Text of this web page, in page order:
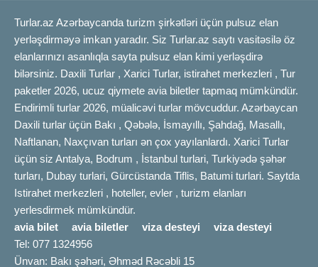
Turlar.az Azərbaycanda turizm şirkətləri üçün pulsuz elan
yerləşdirməyə imkan yaradır. Siz Turlar.az saytı vasitəsilə öz
elanlarınızı asanlıqla sayta pulsuz elan kimi yerləşdirə
bilərsiniz. Daxili Turlar , Xarici Turlar, istirahet merkezleri , Tur
paketler 2026, ucuz qiymete avia biletler tapmaq mümkündür.
Endirimli turlar 2026, müalicəvi turlar mövcuddur. Azərbaycan
Daxili turlar üçün Bakı , Qəbələ, İsmayıllı, Şahdağ, Masallı,
Naftlanan, Naxçıvan turları ən çox yayılanlardı. Xarici Turlar
üçün siz Antalya, Bodrum , İstanbul turlari, Turkiyədə şəhər
turları, Dubay turlari, Gürcüstanda Tiflis, Batumi turlari. Saytda
Istirahet merkezleri , hoteller, evler , turizm elanları
yerlesdirmek mümkündür.
avia bilet
avia biletler viza desteyi
viza desteyi
Tel: 077 1324956
Ünvan: Bakı şəhəri, Əhməd Rəcəbli 15